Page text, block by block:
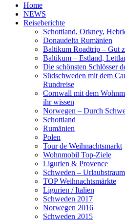
Home
NEWS
Reiseberichte
Schottland, Orkney,
Donaudelta Rumänien
Baltikum Roadtrip – Gut
Baltikum – Estland,
Die schönsten Schlösser
Südschweden mit dem
Rundreise
Cornwall mit dem
ihr wissen
Norwegen – Durch
Schottland
Rumänien
Polen
Tour de Weihnachtsmarkt
Wohnmobil Top-Ziele
Ligurien & Provence
Schweden –
TOP Weihnachtsmärkte
Ligurien / Italien
Schweden 2017
Norwegen 2016
Schweden 2015